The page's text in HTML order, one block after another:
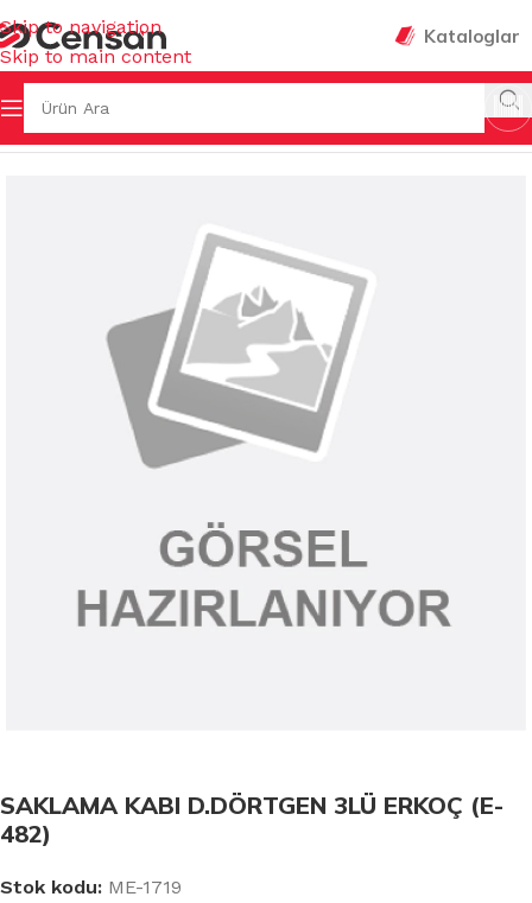
Skip to navigation
Skip to main content
Kataloglar
EŞYALARI SAKLAMA KUTULARI & BAKLİYAT KOVALARI
SAKLAMA KABI D.DÖRTGEN 3LÜ ERKOÇ (E-
482)
Stok kodu: ME-1719